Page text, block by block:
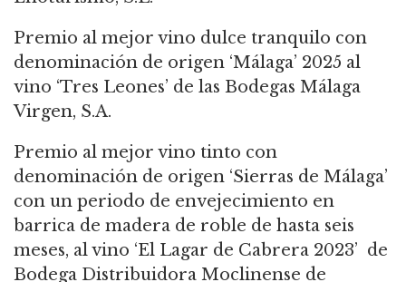
Premio al mejor vino dulce tranquilo con
denominación de origen ‘Málaga’ 2025 al
vino ‘Tres Leones’ de las Bodegas Málaga
Virgen, S.A.
Premio al mejor vino tinto con
denominación de origen ‘Sierras de Málaga’
con un periodo de envejecimiento en
barrica de madera de roble de hasta seis
meses, al vino ‘El Lagar de Cabrera 2023’ de
Bodega Distribuidora Moclinense de